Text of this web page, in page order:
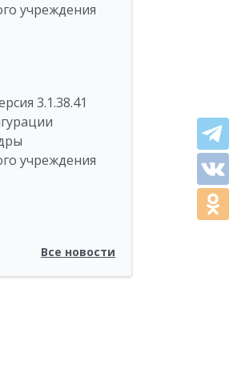
учреждения
3.1.38.41
учреждения
Все новости